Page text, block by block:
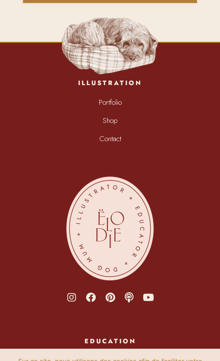
ILLUSTRATION
Portfolio
Shop
Contact
EDUCATION